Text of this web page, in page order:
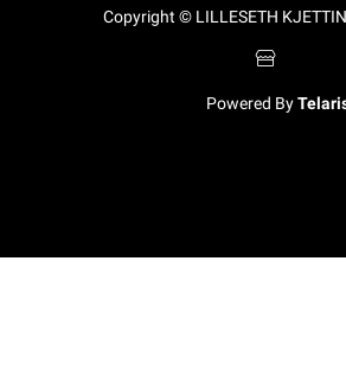
Copyright © LILLESETH
Powered By